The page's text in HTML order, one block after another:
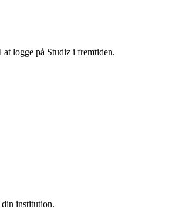
logge på Studiz i fremtiden.
din institution.